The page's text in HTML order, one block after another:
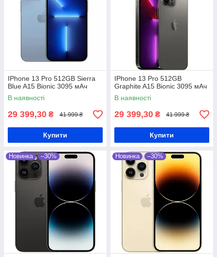
IPhone 13 Pro 512GB Sierra
Blue A15 Bionic 3095 мАч
В наявності
29 399,30 ₴ 41 999 ₴
Купити
IPhone 13 Pro 512GB
Graphite A15 Bionic 3095 мАч
В наявності
29 399,30 ₴ 41 999 ₴
Купити
Новинка –30% Новинка –30%